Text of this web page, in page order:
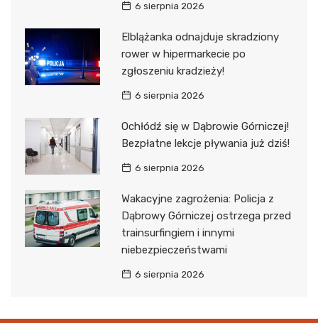
6 sierpnia 2026
Elblążanka odnajduje skradziony
rower w hipermarkecie po
zgłoszeniu kradzieży!
6 sierpnia 2026
Ochłódź się w Dąbrowie Górniczej!
Bezpłatne lekcje pływania już dziś!
6 sierpnia 2026
Wakacyjne zagrożenia: Policja z
Dąbrowy Górniczej ostrzega przed
trainsurfingiem i innymi
niebezpieczeństwami
6 sierpnia 2026